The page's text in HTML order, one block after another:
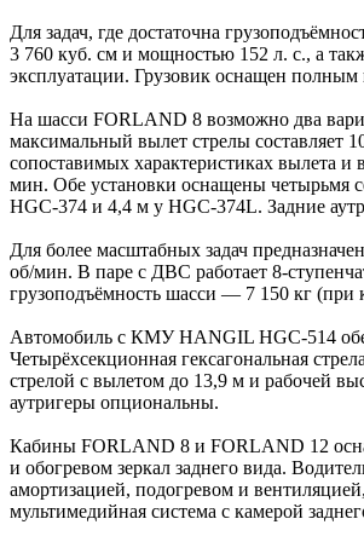
Для задач, где достаточна
3 760 куб. см и мощностью 152 л. с., а
эксплуатации. Грузовик оснащен
На шасси FORLAND 8 возможно два
максимальный вылет стрелы составляет
сопоставимых характеристиках вылета и
мин. Обе установки оснащены четырьмя
HGC-374 и 4,4 м у HGC-374L. Задние
Для более масштабных задач
об/мин. В паре с ДВС работает 8-
грузоподъёмность шасси — 7 150 кг (при
Автомобиль с КМУ HANGIL HGC-514
Четырёхсекционная гексагональная
стрелой с вылетом до 13,9 м и рабочей
аутригеры опциональны.
Кабины FORLAND 8 и FORLAND 12
и обогревом зеркал заднего вида.
амортизацией, подогревом и
мультимедийная система с камерой